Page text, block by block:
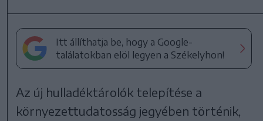
Itt állíthatja be, hogy a Google-
találatokban elöl legyen a Székelyhon!
Az új hulladéktárolók telepítése a
környezettudatosság jegyében történik,